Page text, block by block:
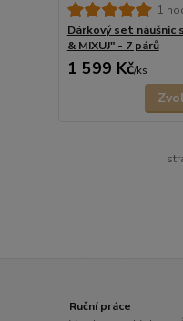
1
Dárkový set náušnic
& MIXUJ" - 7 párů
1 599 Kč/ks
Ruční práce